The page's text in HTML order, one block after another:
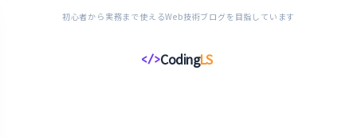
初心者から実務まで使えるWeb技術ブログを目指しています
</>CodingLS
コ